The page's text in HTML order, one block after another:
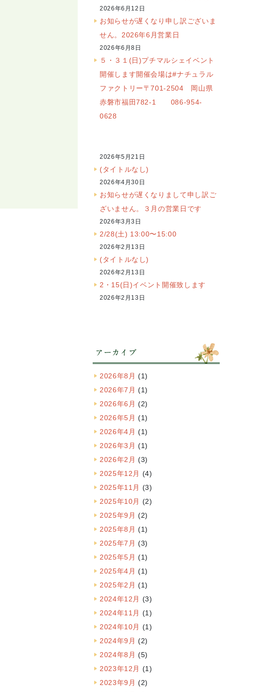
2026年6月12日
お知らせが遅くなり申し訳ございま
せん。2026年6月営業日
2026年6月8日
５・３１(日)プチマルシェイベント
開催します開催会場は#ナチュラル
ファクトリー〒701-2504 岡山県
赤磐市福田782-1 086-954-
0628
2026年5月21日
(タイトルなし)
2026年4月30日
お知らせが遅くなりまして申し訳ご
ざいません。３月の営業日です
2026年3月3日
2/28(土) 13:00〜15:00
2026年2月13日
(タイトルなし)
2026年2月13日
2・15(日)イベント開催致します
2026年2月13日
アーカイブ
2026年8月 (1)
2026年7月 (1)
2026年6月 (2)
2026年5月 (1)
2026年4月 (1)
2026年3月 (1)
2026年2月 (3)
2025年12月 (4)
2025年11月 (3)
2025年10月 (2)
2025年9月 (2)
2025年8月 (1)
2025年7月 (3)
2025年5月 (1)
2025年4月 (1)
2025年2月 (1)
2024年12月 (3)
2024年11月 (1)
2024年10月 (1)
2024年9月 (2)
2024年8月 (5)
2023年12月 (1)
2023年9月 (2)